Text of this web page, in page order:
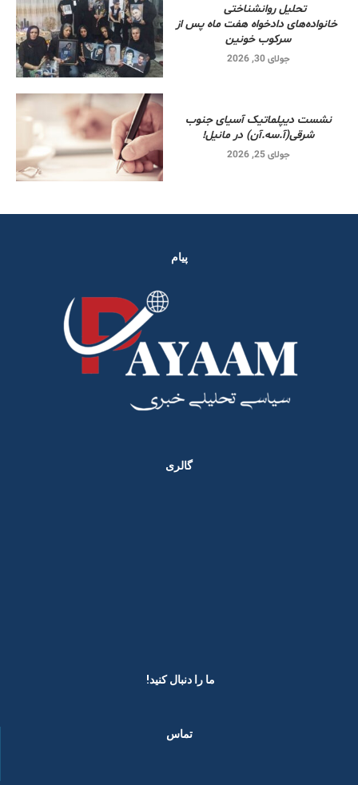
تحلیل روانشناختی
خانواده‌های دادخواه هفت ماه پس از
سرکوب خونین
جولای 30, 2026
نشست دیپلماتیک آسیای جنوب
شرقی‌(آ.سه.آن) در مانیل!
جولای 25, 2026
پیام
گالری
ما را دنبال کنید! ​
تماس